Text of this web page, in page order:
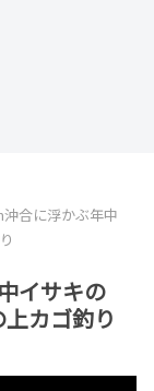
合に浮かぶ年中
イサキの
カゴ釣り